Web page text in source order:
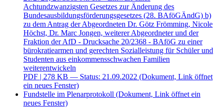
Achtundzwanzigsten Gesetzes zur Änderung des
Bundesausbildungsförderungsgesetzes (28. BAföGÄndG) b)
zu dem Antrag der Abgeordneten Dr. Götz Frömming, Nicole
Höchst, Dr. Marc Jongen, weiterer Abgeordneter und der
Fraktion der AfD - Drucksache 20/2368 - BAföG zu einer
bürokratiearmen und gerechten Sozialleistung für Schüler und
Studenten aus einkommensschwachen Familien
weiterentwickeln
PDF | 278 KB — Status: 21.09.2022 (Dokument, Link öffnet
ein neues Fenster)
Fundstelle im Plenarprotokoll (Dokument, Link öffnet ein
neues Fenster)